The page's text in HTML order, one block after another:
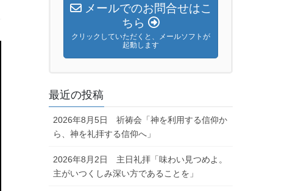
メールでのお問合せはこ
ちら
クリックしていただくと、メールソフトが
起動します
最近の投稿
2026年8月5日 祈祷会「神を利用する信仰か
ら、神を礼拝する信仰へ」
2026年8月2日 主日礼拝「味わい見つめよ。
主がいつくしみ深い方であることを」